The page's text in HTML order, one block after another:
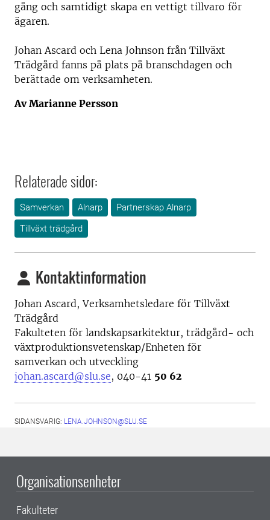
gång och samtidigt skapa en vettigt tillvaro för
ägaren.
Johan Ascard och Lena Johnson från Tillväxt
Trädgård fanns på plats på branschdagen och
berättade om verksamheten.
Av Marianne Persson
Relaterade sidor:
Samverkan Alnarp
Partnerskap Alnarp
Tillväxt trädgård
Kontaktinformation
Johan Ascard, Verksamhetsledare för Tillväxt
Trädgård
Fakulteten för landskapsarkitektur, trädgård- och
växtproduktionsvetenskap/Enheten för
samverkan och utveckling
johan.ascard@slu.se, 040-41 50 62
SIDANSVARIG: LENA.JOHNSON@SLU.SE
Organisationsenheter
Fakulteter